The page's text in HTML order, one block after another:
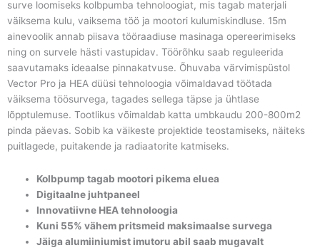
surve loomiseks kolbpumba tehnoloogiat, mis tagab materjali
väiksema kulu, vaiksema töö ja mootori kulumiskindluse. 15m
ainevoolik annab piisava tööraadiuse masinaga opereerimiseks
ning on survele hästi vastupidav. Töörõhku saab reguleerida
saavutamaks ideaalse pinnakatvuse. Õhuvaba värvimispüstol
Vector Pro ja HEA düüsi tehnoloogia võimaldavad töötada
väiksema töösurvega, tagades sellega täpse ja ühtlase
lõpptulemuse. Tootlikus võimaldab katta umbkaudu 200-800m2
pinda päevas. Sobib ka väikeste projektide teostamiseks, näiteks
puitlagede, puitakende ja radiaatorite katmiseks.
Kolbpump tagab mootori pikema eluea
Digitaalne juhtpaneel
Innovatiivne HEA tehnoloogia
Kuni 55% vähem pritsmeid maksimaalse survega
Jäiga alumiiniumist imutoru abil saab mugavalt